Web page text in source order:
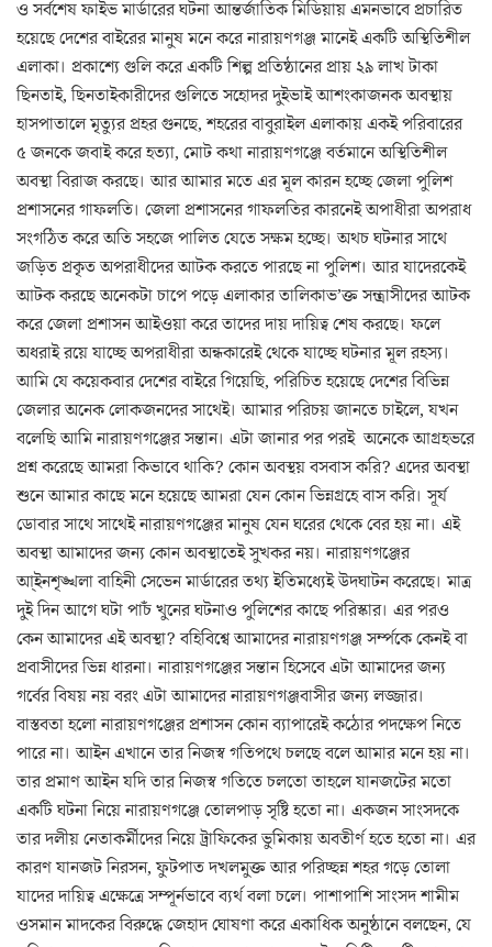
ও সর্বশেষ ফাইভ মার্ডারের ঘটনা আন্তর্জাতিক মিডিয়ায় এমনভাবে প্রচারিত
হয়েছে দেশের বাইরের মানুষ মনে করে নারায়ণগঞ্জ মানেই একটি অস্থিতিশীল
এলাকা। প্রকাশ্যে গুলি করে একটি শিল্প প্রতিষ্ঠানের প্রায় ২৯ লাখ টাকা
ছিনতাই, ছিনতাইকারীদের গুলিতে সহোদর দুইভাই আশংকাজনক অবস্থায়
হাসপাতালে মৃত্যুর প্রহর গুনছে, শহরের বাবুরাইল এলাকায় একই পরিবারের
৫ জনকে জবাই করে হত্যা, মোট কথা নারায়ণগঞ্জে বর্তমানে অস্থিতিশীল
অবস্থা বিরাজ করছে। আর আমার মতে এর মূল কারন হচ্ছে জেলা পুলিশ
প্রশাসনের গাফলতি। জেলা প্রশাসনের গাফলতির কারনেই অপাধীরা অপরাধ
সংগঠিত করে অতি সহজে পালিত যেতে সক্ষম হচ্ছে। অথচ ঘটনার সাথে
জড়িত প্রকৃত অপরাধীদের আটক করতে পারছে না পুলিশ। আর যাদেরকেই
আটক করছে অনেকটা চাপে পড়ে এলাকার তালিকাভ’ক্ত সন্ত্রাসীদের আটক
করে জেলা প্রশাসন আইওয়া করে তাদের দায় দায়িত্ব শেষ করছে। ফলে
অধরাই রয়ে যাচ্ছে অপরাধীরা অন্ধকারেই থেকে যাচ্ছে ঘটনার মূল রহস্য।
আমি যে কয়েকবার দেশের বাইরে গিয়েছি, পরিচিত হয়েছে দেশের বিভিন্ন
জেলার অনেক লোকজনদের সাথেই। আমার পরিচয় জানতে চাইলে, যখন
বলেছি আমি নারায়ণগঞ্জের সন্তান। এটা জানার পর পরই অনেকে আগ্রহভরে
প্রশ্ন করেছে আমরা কিভাবে থাকি? কোন অবস্থয় বসবাস করি? এদের অবস্থা
শুনে আমার কাছে মনে হয়েছে আমরা যেন কোন ভিন্নগ্রহে বাস করি। সূর্য
ডোবার সাথে সাথেই নারায়ণগঞ্জের মানুষ যেন ঘরের থেকে বের হয় না। এই
অবস্থা আমাদের জন্য কোন অবস্থাতেই সুখকর নয়। নারায়ণগঞ্জের
আ্ইনশৃঙ্খলা বাহিনী সেভেন মার্ডারের তথ্য ইতিমধ্যেই উদঘাটন করেছে। মাত্র
দুই দিন আগে ঘটা পাচঁ খুনের ঘটনাও পুলিশের কাছে পরিস্কার। এর পরও
কেন আমাদের এই অবস্থা? বহিবিশ্বে আমাদের নারায়ণগঞ্জ সর্ম্পকে কেনই বা
প্রবাসীদের ভিন্ন ধারনা। নারায়ণগঞ্জের সন্তান হিসেবে এটা আমাদের জন্য
গর্বের বিষয় নয় বরং এটা আমাদের নারায়ণগঞ্জবাসীর জন্য লজ্জার।
বাস্তবতা হলো নারায়ণগঞ্জের প্রশাসন কোন ব্যাপারেই কঠোর পদক্ষেপ নিতে
পারে না। আইন এখানে তার নিজস্ব গতিপথে চলছে বলে আমার মনে হয় না।
তার প্রমাণ আইন যদি তার নিজস্ব গতিতে চলতো তাহলে যানজটের মতো
একটি ঘটনা নিয়ে নারায়ণগঞ্জে তোলপাড় সৃষ্টি হতো না। একজন সাংসদকে
তার দলীয় নেতাকর্মীদের নিয়ে ট্রাফিকের ভুমিকায় অবতীর্ণ হতে হতো না। এর
কারণ যানজট নিরসন, ফুটপাত দখলমুক্ত আর পরিচ্ছন্ন শহর গড়ে তোলা
যাদের দায়িত্ব এক্ষেত্রে সম্পূর্নভাবে ব্যর্থ বলা চলে। পাশাপাশি সাংসদ শামীম
ওসমান মাদকের বিরুদ্ধে জেহাদ ঘোষণা করে একাধিক অনুষ্ঠানে বলছেন, যে